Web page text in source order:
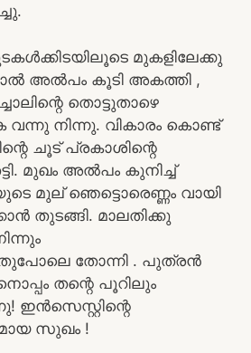
മുകളിലേക്കു
കാൽ അൽപം കൂടി അകത്തി ,
തൊട്ടുതാഴെ
വന്നു നിന്നു. വികാരം കൊണ്ട്
ചൂട് പ്രകാശിന്റെ
മുഖം അൽപം കുനിച്ച്
മുല് ഞെട്ടൊരെണ്ണം വായി
തുടങ്ങി. മാലതിക്കു
തോന്നി . പുത്രൻ
തന്റെ പൂറിലും
ഇൻസെസ്റ്റിന്റെ
സുഖം !